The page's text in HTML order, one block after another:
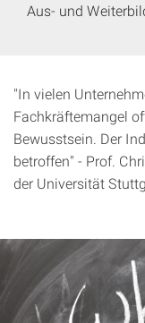
Aus- und
"In vielen
Fachkräftemangel
Bewusstsein. Der
betroffen" - Prof.
der Universität